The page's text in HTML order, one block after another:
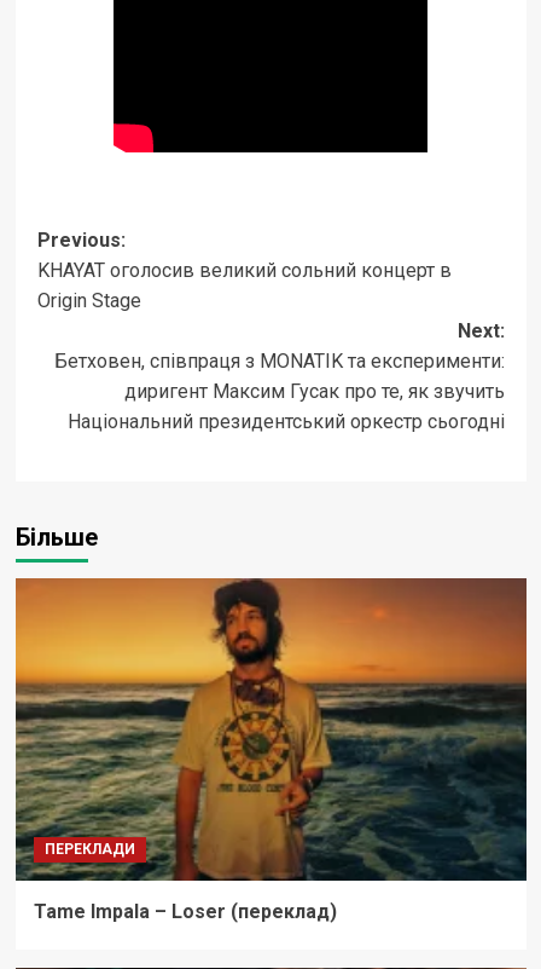
Post
navigation
Previous:
KHAYAT оголосив великий сольний концерт в
Origin Stage
Next:
Бетховен, співпраця з MONATIK та експерименти:
диригент Максим Гусак про те, як звучить
Національний президентський оркестр сьогодні
Більше
ПЕРЕКЛАДИ
Tame Impala – Loser (переклад)